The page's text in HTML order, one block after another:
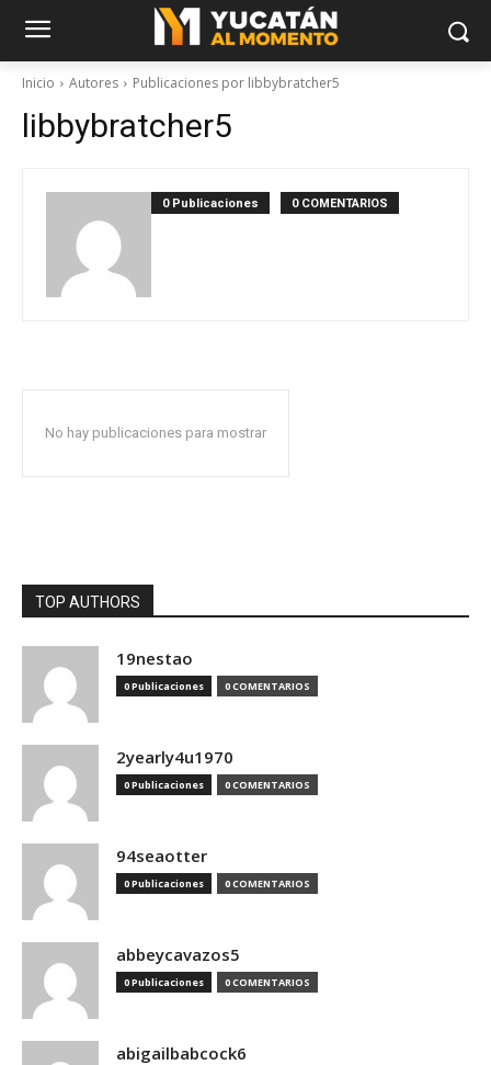
Inicio Autores Publicaciones por libbybratcher5
libbybratcher5
0 Publicaciones 0 COMENTARIOS
No hay publicaciones para mostrar
TOP AUTHORS
19nestao
0 Publicaciones 0 COMENTARIOS
2yearly4u1970
0 Publicaciones 0 COMENTARIOS
94seaotter
0 Publicaciones 0 COMENTARIOS
abbeycavazos5
0 Publicaciones 0 COMENTARIOS
abigailbabcock6